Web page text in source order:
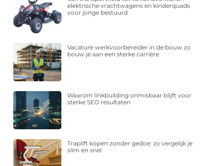
elektrische vrachtwagens en kinderquads
voor jonge bestuurd
Vacature werkvoorbereider in de bouw zo
bouw je aan een sterke carrière
Waarom linkbuilding onmisbaar blijft voor
sterke SEO resultaten
Traplift kopen zonder gedoe: zo vergelijk je
slim en snel